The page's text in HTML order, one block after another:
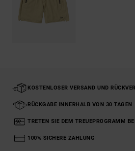
KOSTENLOSER VERSAND UND
RÜCKGABE INNERHALB VON 30 TAGEN
TRETEN SIE DEM TREUEPROGRAMM BEI
100% SICHERE ZAHLUNG